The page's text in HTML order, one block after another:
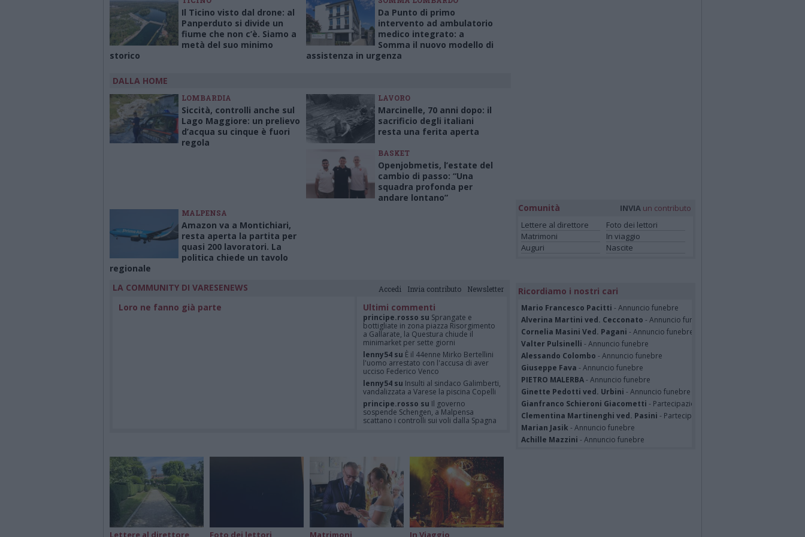
Il Ticino visto dal drone: al
Panperduto si divide un
fiume che non c’è. Siamo a
metà del suo minimo
storico
Da Punto di primo
intervento ad ambulatorio
medico integrato: a
Somma il nuovo modello di
assistenza in urgenza
DALLA HOME
LOMBARDIA
Siccità, controlli anche sul
Lago Maggiore: un prelievo
d’acqua su cinque è fuori
regola
LAVORO
Marcinelle, 70 anni dopo: il
sacrificio degli italiani
resta una ferita aperta
BASKET
Openjobmetis, l’estate del
cambio di passo: “Una
squadra profonda per
andare lontano”
MALPENSA
Amazon va a Montichiari,
resta aperta la partita per
quasi 200 lavoratori. La
politica chiede un tavolo
regionale
LA COMMUNITY DI VARESENEWS
Accedi Invia contributo Newsletter
Loro ne fanno già parte Ultimi commenti
principe.rosso su Sprangate e
bottigliate in zona piazza Risorgimento
a Gallarate, la Questura chiude il
minimarket per sette giorni
lenny54 su È il 44enne Mirko Bertellini
l'uomo arrestato con l'accusa di aver
ucciso Federico Venco
lenny54 su Insulti al sindaco Galimberti,
vandalizzata a Varese la piscina Copelli
principe.rosso su Il governo
sospende Schengen, a Malpensa
scattano i controlli sui voli dalla Spagna
Felice su
Il governo sospende
Schengen, a Malpensa scattano i
controlli sui voli dalla Spagna
Lettere al direttore Foto dei lettori Matrimoni In Viaggio
Comunità INVIA un contributo
Lettere al direttore
Foto dei lettori
Matrimoni
In viaggio
Auguri
Nascite
Ricordiamo i nostri cari
Mario Francesco Pacitti - Annuncio funebre
Alverina Martini ved. Cecconato - Annuncio funebre
Cornelia Masini Ved. Pagani - Annuncio funebre
Valter Pulsinelli - Annuncio funebre
Alessando Colombo - Annuncio funebre
Giuseppe Fava - Annuncio funebre
PIETRO MALERBA- Annuncio funebre
Ginette Pedotti ved. Urbini - Annuncio funebre
Gianfranco Schieroni Giacometti - Partecipazione
Clementina Martinenghi ved. Pasini - Partecipazione
Marian Jasik - Annuncio funebre
Achille Mazzini - Annuncio funebre